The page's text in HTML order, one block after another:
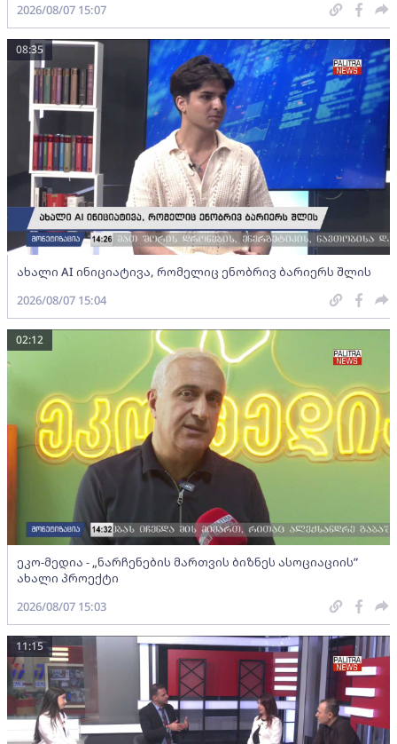
2026/08/07 15:07
ახალი AI ინიციატივა, რომელიც ენობრივ ბარიერს შლის
08:35
2026/08/07 15:04
ეკო-მედია - „ნარჩენების მართვის ბიზნეს ასოციაციის”
ახალი პროექტი
02:12
2026/08/07 15:03
11:15